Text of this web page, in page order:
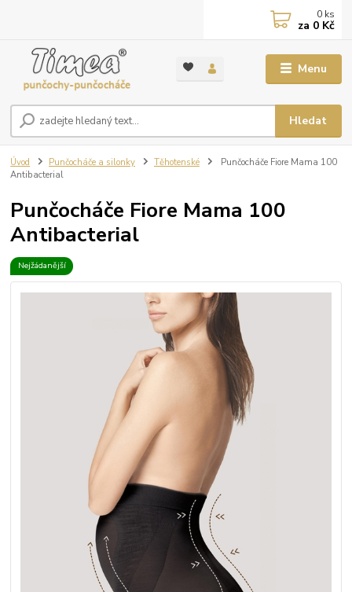
Menu
Hledat
0 ks
za 0 Kč
Úvod Punčocháče a silonky Těhotenské
Punčocháče Fiore Mama 100
Antibacterial
Punčocháče Fiore Mama 100
Antibacterial
Nejžádanější